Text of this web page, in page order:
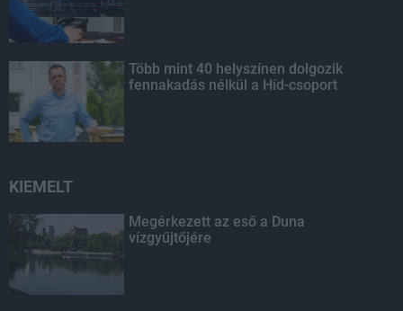
Több mint 40 helyszínen dolgozik
fennakadás nélkül a Híd-csoport
KIEMELT
Megérkezett az eső a Duna
vízgyűjtőjére